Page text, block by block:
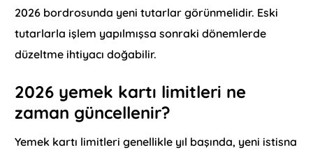
2026 bordrosunda yeni tutarlar görünmelidir. Eski
tutarlarla işlem yapılmışsa sonraki dönemlerde
düzeltme ihtiyacı doğabilir.
2026 yemek kartı limitleri ne
zaman güncellenir?
Yemek kartı limitleri genellikle yıl başında, yeni istisna